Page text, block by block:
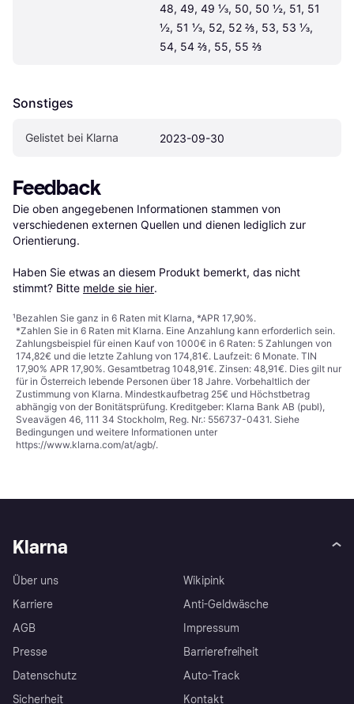
48, 49, 49 ⅓, 50, 50 ½, 51, 51
½, 51 ⅓, 52, 52 ⅔, 53, 53 ⅓,
54, 54 ⅔, 55, 55 ⅔
Sonstiges
Gelistet bei Klarna 2023-09-30
Feedback
Die oben angegebenen Informationen stammen von
verschiedenen externen Quellen und dienen lediglich zur
Orientierung.
Haben Sie etwas an diesem Produkt bemerkt, das nicht
stimmt? Bitte melde sie hier.
¹Bezahlen Sie ganz in 6 Raten mit Klarna, *APR 17,90%.
*Zahlen Sie in 6 Raten mit Klarna. Eine Anzahlung kann erforderlich sein.
Zahlungsbeispiel für einen Kauf von 1000€ in 6 Raten: 5 Zahlungen von
174,82€ und die letzte Zahlung von 174,81€. Laufzeit: 6 Monate. TIN
17,90% APR 17,90%. Gesamtbetrag 1048,91€. Zinsen: 48,91€. Dies gilt nur
für in Österreich lebende Personen über 18 Jahre. Vorbehaltlich der
Zustimmung von Klarna. Mindestkaufbetrag 25€ und Höchstbetrag
abhängig von der Bonitätsprüfung. Kreditgeber: Klarna Bank AB (publ),
Sveavägen 46, 111 34 Stockholm, Reg. Nr.: 556737-0431. Siehe
Bedingungen und weitere Informationen unter
https://www.klarna.com/at/agb/.
Klarna
Über uns
Karriere
AGB
Presse
Datenschutz
Sicherheit
Wikipink
Anti-Geldwäsche
Impressum
Barrierefreiheit
Auto-Track
Kontakt